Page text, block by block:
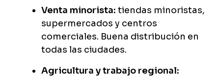
Venta minorista: tiendas minoristas,
supermercados y centros
comerciales. Buena distribución en
todas las ciudades.
Agricultura y trabajo regional: